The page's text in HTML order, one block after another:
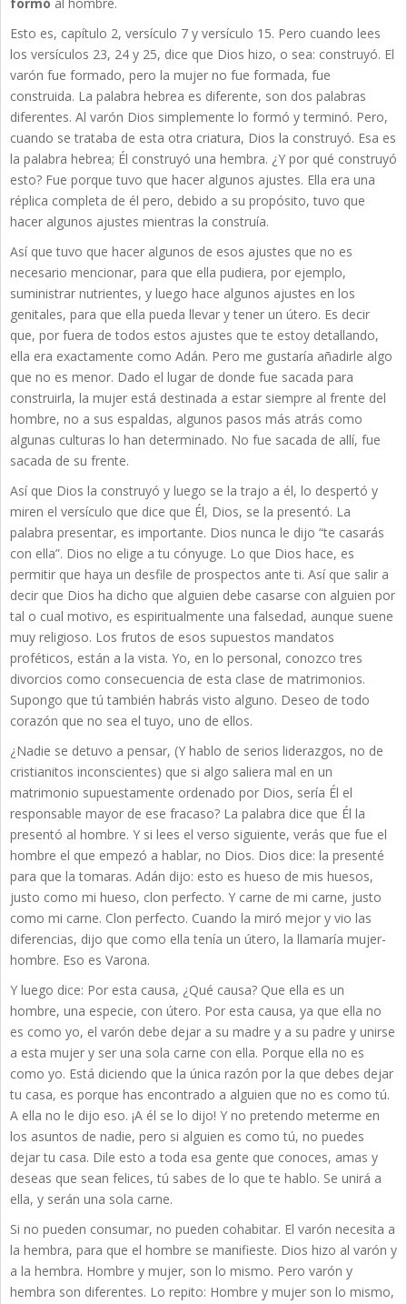
Esto es, capítulo 2, versículo 7 y versículo 15. Pero cuando lees
los versículos 23, 24 y 25, dice que Dios hizo, o sea: construyó. El
varón fue formado, pero la mujer no fue formada, fue
construida. La palabra hebrea es diferente, son dos palabras
diferentes. Al varón Dios simplemente lo formó y terminó. Pero,
cuando se trataba de esta otra criatura, Dios la construyó. Esa es
la palabra hebrea; Él construyó una hembra. ¿Y por qué construyó
esto? Fue porque tuvo que hacer algunos ajustes. Ella era una
réplica completa de él pero, debido a su propósito, tuvo que
hacer algunos ajustes mientras la construía.
Así que tuvo que hacer algunos de esos ajustes que no es
necesario mencionar, para que ella pudiera, por ejemplo,
suministrar nutrientes, y luego hace algunos ajustes en los
genitales, para que ella pueda llevar y tener un útero. Es decir
que, por fuera de todos estos ajustes que te estoy detallando,
ella era exactamente como Adán. Pero me gustaría añadirle algo
que no es menor. Dado el lugar de donde fue sacada para
construirla, la mujer está destinada a estar siempre al frente del
hombre, no a sus espaldas, algunos pasos más atrás como
algunas culturas lo han determinado. No fue sacada de allí, fue
sacada de su frente.
Así que Dios la construyó y luego se la trajo a él, lo despertó y
miren el versículo que dice que Él, Dios, se la presentó. La
palabra presentar, es importante. Dios nunca le dijo “te casarás
con ella”. Dios no elige a tu cónyuge. Lo que Dios hace, es
permitir que haya un desfile de prospectos ante ti. Así que salir a
decir que Dios ha dicho que alguien debe casarse con alguien por
tal o cual motivo, es espiritualmente una falsedad, aunque suene
muy religioso. Los frutos de esos supuestos mandatos
proféticos, están a la vista. Yo, en lo personal, conozco tres
divorcios como consecuencia de esta clase de matrimonios.
Supongo que tú también habrás visto alguno. Deseo de todo
corazón que no sea el tuyo, uno de ellos.
¿Nadie se detuvo a pensar, (Y hablo de serios liderazgos, no de
cristianitos inconscientes) que si algo saliera mal en un
matrimonio supuestamente ordenado por Dios, sería Él el
responsable mayor de ese fracaso? La palabra dice que Él la
presentó al hombre. Y si lees el verso siguiente, verás que fue el
hombre el que empezó a hablar, no Dios. Dios dice: la presenté
para que la tomaras. Adán dijo: esto es hueso de mis huesos,
justo como mi hueso, clon perfecto. Y carne de mi carne, justo
como mi carne. Clon perfecto. Cuando la miró mejor y vio las
diferencias, dijo que como ella tenía un útero, la llamaría mujer-
hombre. Eso es Varona.
Y luego dice: Por esta causa, ¿Qué causa? Que ella es un
hombre, una especie, con útero. Por esta causa, ya que ella no
es como yo, el varón debe dejar a su madre y a su padre y unirse
a esta mujer y ser una sola carne con ella. Porque ella no es
como yo. Está diciendo que la única razón por la que debes dejar
tu casa, es porque has encontrado a alguien que no es como tú.
A ella no le dijo eso. ¡A él se lo dijo! Y no pretendo meterme en
los asuntos de nadie, pero si alguien es como tú, no puedes
dejar tu casa. Dile esto a toda esa gente que conoces, amas y
deseas que sean felices, tú sabes de lo que te hablo. Se unirá a
ella, y serán una sola carne.
Si no pueden consumar, no pueden cohabitar. El varón necesita a
la hembra, para que el hombre se manifieste. Dios hizo al varón y
a la hembra. Hombre y mujer, son lo mismo. Pero varón y
hembra son diferentes. Lo repito: Hombre y mujer son lo mismo,